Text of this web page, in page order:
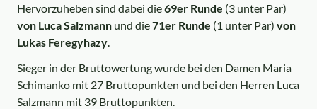
Hervorzuheben sind dabei die69er Runde (3 unter Par)
von Luca Salzmann und die71er Runde (1 unter Par) von
Lukas Feregyhazy.
Sieger in der Bruttowertung wurde bei den Damen Maria
Schimanko mit 27 Bruttopunkten und bei den Herren Luca
Salzmann mit 39 Bruttopunkten.